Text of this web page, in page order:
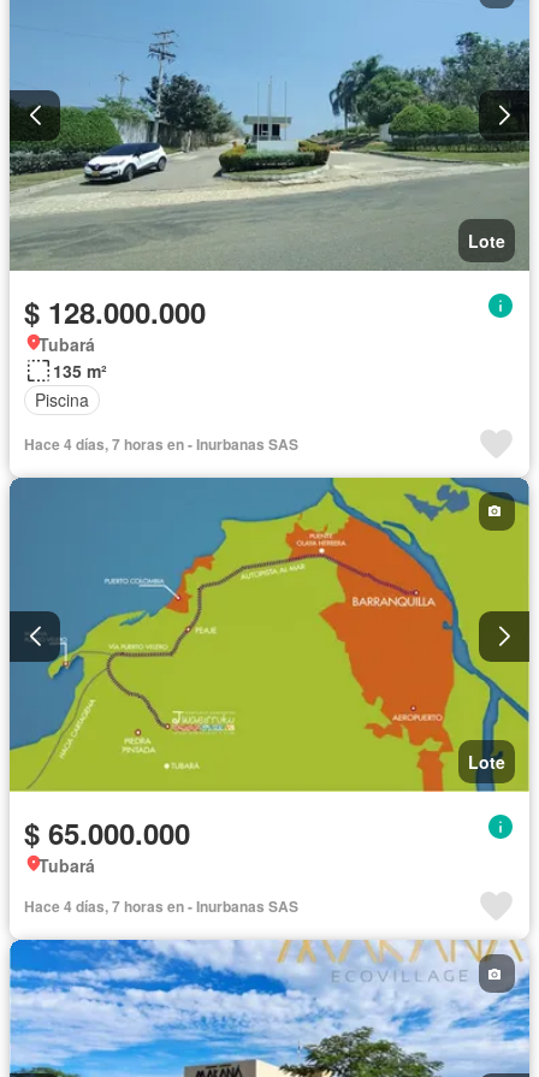
Lote
$ 128.000.000
Tubará
135 m²
Piscina
Hace 4 días, 7 horas en - Inurbanas SAS
Lote
$ 65.000.000
Tubará
Hace 4 días, 7 horas en - Inurbanas SAS